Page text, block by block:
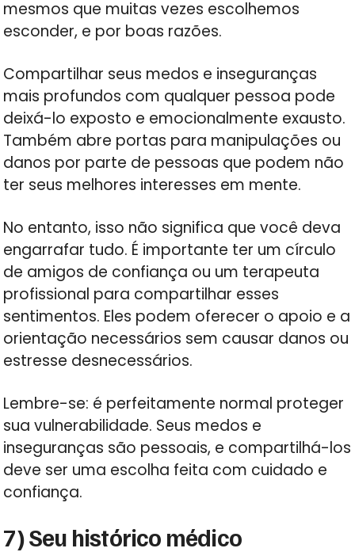
mesmos que muitas vezes escolhemos
esconder, e por boas razões.
Compartilhar seus medos e inseguranças
mais profundos com qualquer pessoa pode
deixá-lo exposto e emocionalmente exausto.
Também abre portas para manipulações ou
danos por parte de pessoas que podem não
ter seus melhores interesses em mente.
No entanto, isso não significa que você deva
engarrafar tudo. É importante ter um círculo
de amigos de confiança ou um terapeuta
profissional para compartilhar esses
sentimentos. Eles podem oferecer o apoio e a
orientação necessários sem causar danos ou
estresse desnecessários.
Lembre-se: é perfeitamente normal proteger
sua vulnerabilidade. Seus medos e
inseguranças são pessoais, e compartilhá-los
deve ser uma escolha feita com cuidado e
confiança.
7) Seu histórico médico